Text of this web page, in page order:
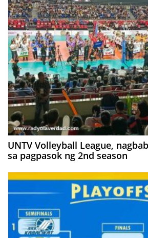
UNTV Volleyball League,
sa pagpasok ng 2nd season